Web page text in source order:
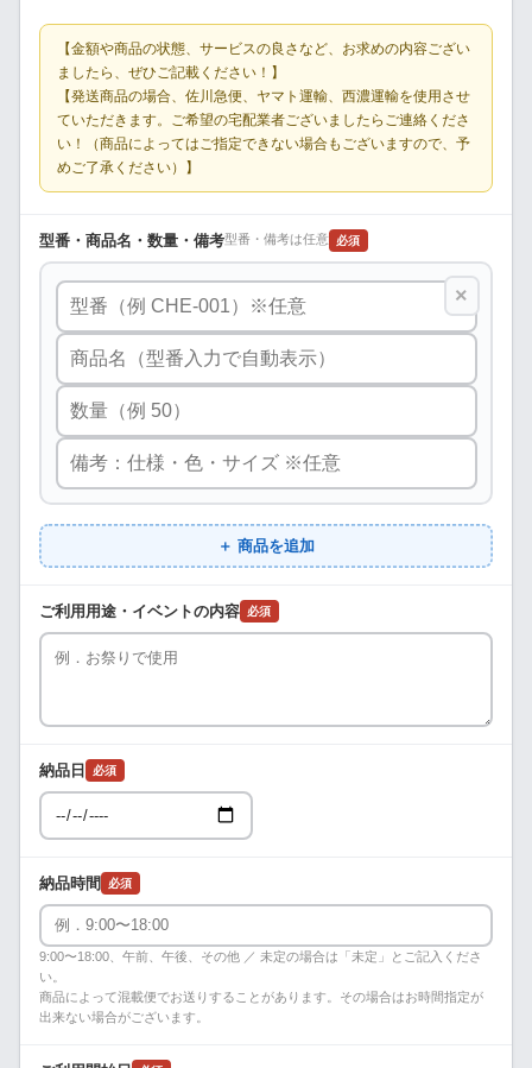
【金額や商品の状態、サービスの良さなど、お求めの内容ござい
ましたら、ぜひご記載ください！】
【発送商品の場合、佐川急便、ヤマト運輸、西濃運輸を使用させ
ていただきます。ご希望の宅配業者ございましたらご連絡くださ
い！（商品によってはご指定できない場合もございますので、予
めご了承ください）】
型番・商品名・数量・備考型番・備考は任意 必須
×
＋ 商品を追加
ご利用用途・イベントの内容 必須
納品日 必須
納品時間 必須
9:00〜18:00、午前、午後、その他 ／ 未定の場合は「未定」とご記入くださ
い。
商品によって混載便でお送りすることがあります。その場合はお時間指定が
出来ない場合がございます。